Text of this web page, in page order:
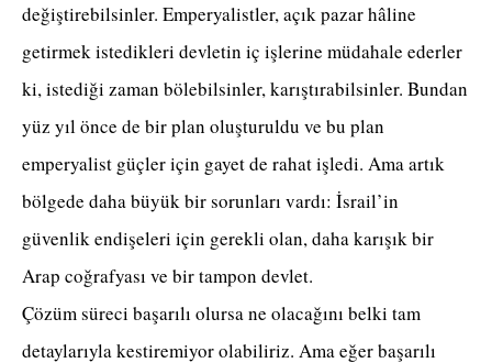
değiştirebilsinler. Emperyalistler, açık pazar hâline
getirmek istedikleri devletin iç işlerine müdahale ederler
ki, istediği zaman bölebilsinler, karıştırabilsinler. Bundan
yüz yıl önce de bir plan oluşturuldu ve bu plan
emperyalist güçler için gayet de rahat işledi. Ama artık
bölgede daha büyük bir sorunları vardı: İsrail’in
güvenlik endişeleri için gerekli olan, daha karışık bir
Arap coğrafyası ve bir tampon devlet.
Çözüm süreci başarılı olursa ne olacağını belki tam
detaylarıyla kestiremiyor olabiliriz. Ama eğer başarılı